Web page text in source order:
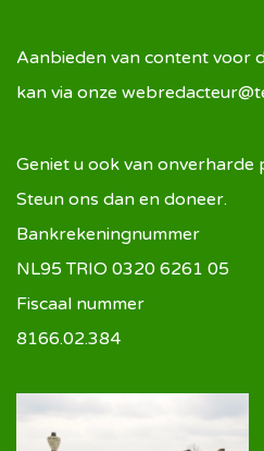
Aanbieden van content voor
kan via onze
Geniet u ook van onverharde
Steun ons dan en doneer.
Bankrekeningnummer
NL95 TRIO 0320 6261 05
Fiscaal nummer
8166.02.384